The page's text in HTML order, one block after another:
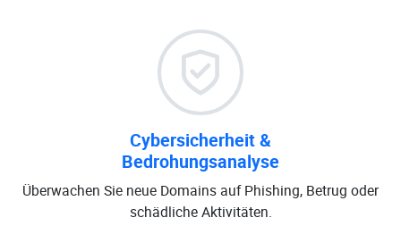
Cybersicherheit &
Bedrohungsanalyse
Überwachen Sie neue Domains auf Phishing, Betrug oder
schädliche Aktivitäten.